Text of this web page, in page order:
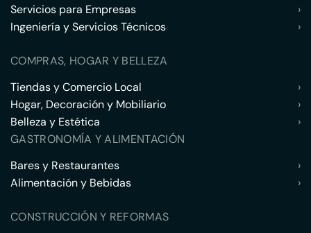
Servicios para Empresas
›
Ingeniería y Servicios Técnicos
›
COMPRAS, HOGAR Y BELLEZA
Tiendas y Comercio Local
›
Hogar, Decoración y Mobiliario
›
Belleza y Estética
›
GASTRONOMÍA Y ALIMENTACIÓN
Bares y Restaurantes
›
Alimentación y Bebidas
›
CONSTRUCCIÓN Y REFORMAS